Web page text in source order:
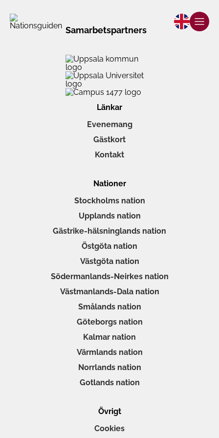
Samarbetspartners
Länkar
Evenemang
Gästkort
Kontakt
Nationer
Stockholms nation
Upplands nation
Gästrike-hälsninglands nation
Östgöta nation
Västgöta nation
Södermanlands-Neirkes nation
Västmanlands-Dala nation
Smålands nation
Göteborgs nation
Kalmar nation
Värmlands nation
Norrlands nation
Gotlands nation
Övrigt
Cookies